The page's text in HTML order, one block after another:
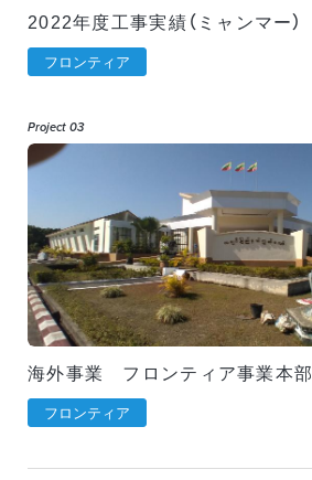
2022年度工事実績（ミャンマー）
フロンティア
Project 03
海外事業 フロンティア事業本部
フロンティア